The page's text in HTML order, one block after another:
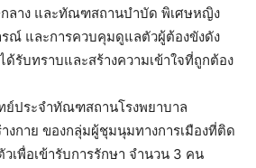
ลาง และทัณฑสถานบำบัด พิเศษหญิง
ณ์ และการควบคุมดูแลตัวผู้ต้องขังดัง
ด้รับทราบและสร้างความเข้าใจที่ถูกต้อง
ย์ประจำทัณฑสถานโรงพยาบาล
งกาย ของกลุ่มผู้ชุมนุมทางการเมืองที่ติด
วเพื่อเข้ารับการรักษา จำนวน 3 คน